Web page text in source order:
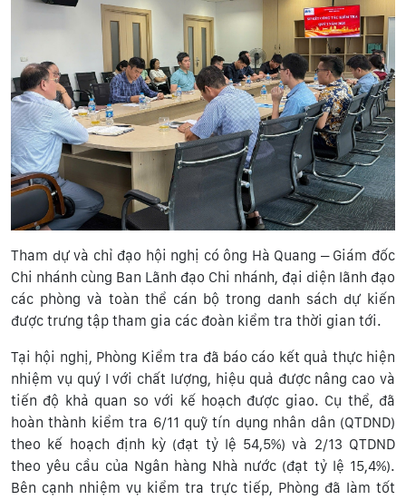
Tham dự và chỉ đạo hội nghị có ông Hà Quang – Giám đốc
Chi nhánh cùng Ban Lãnh đạo Chi nhánh, đại diện lãnh đạo
các phòng và toàn thể cán bộ trong danh sách dự kiến
được trưng tập tham gia các đoàn kiểm tra thời gian tới.
Tại hội nghị, Phòng Kiểm tra đã báo cáo kết quả thực hiện
nhiệm vụ quý I với chất lượng, hiệu quả được nâng cao và
tiến độ khả quan so với kế hoạch được giao. Cụ thể, đã
hoàn thành kiểm tra 6/11 quỹ tín dụng nhân dân (QTDND)
theo kế hoạch định kỳ (đạt tỷ lệ 54,5%) và 2/13 QTDND
theo yêu cầu của Ngân hàng Nhà nước (đạt tỷ lệ 15,4%).
Bên cạnh nhiệm vụ kiểm tra trực tiếp, Phòng đã làm tốt